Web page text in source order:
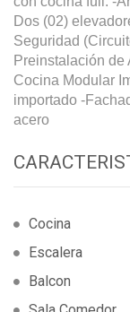
Dos (02)
Seguridad
Preinstalación
Cocina Modular
importado -
acero
Cocina
Escalera
Balcon